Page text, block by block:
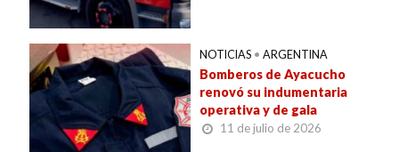
NOTICIAS • ARGENTINA
Bomberos de Ayacucho
renovó su indumentaria
operativa y de gala
11 de julio de 2026